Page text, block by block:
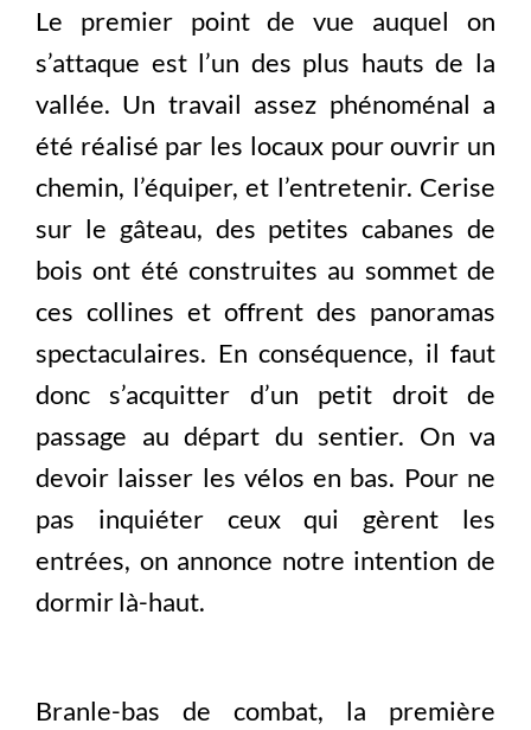
Le premier point de vue auquel on
s’attaque est l’un des plus hauts de la
vallée. Un travail assez phénoménal a
été réalisé par les locaux pour ouvrir un
chemin, l’équiper, et l’entretenir. Cerise
sur le gâteau, des petites cabanes de
bois ont été construites au sommet de
ces collines et offrent des panoramas
spectaculaires. En conséquence, il faut
donc s’acquitter d’un petit droit de
passage au départ du sentier. On va
devoir laisser les vélos en bas. Pour ne
pas inquiéter ceux qui gèrent les
entrées, on annonce notre intention de
dormir là-haut.
Branle-bas de combat, la première